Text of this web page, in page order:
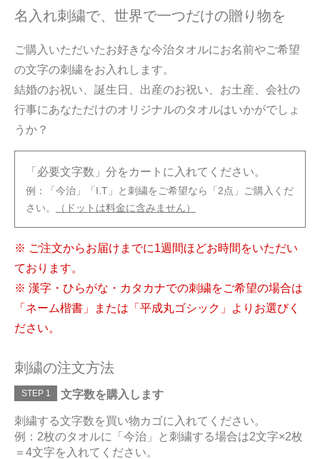
名入れ刺繍で、世界で一つだけの贈り物を
ご購入いただいたお好きな今治タオルにお名前やご希望
の文字の刺繍をお入れします。
結婚のお祝い、誕生日、出産のお祝い、お土産、会社の
行事にあなただけのオリジナルのタオルはいかがでしょ
うか？
「必要文字数」分をカートに入れてください。
例：「今治」「I.T」と刺繍をご希望なら「2点」ご購入くだ
さい。
（ドットは料金に含みません）
※ ご注文からお届けまでに1週間ほどお時間をいただい
ております。
※ 漢字・ひらがな・カタカナでの刺繍をご希望の場合は
「ネーム楷書」または「平成丸ゴシック」よりお選びく
ださい。
刺繍の注文方法
STEP 1 文字数を購入します
刺繍する文字数を買い物カゴに入れてください。
例：2枚のタオルに「今治」と刺繍する場合は2文字×2枚
＝4文字を入れてください。